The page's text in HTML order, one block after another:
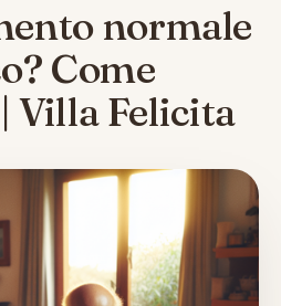
normale
Come
Villa Felicita